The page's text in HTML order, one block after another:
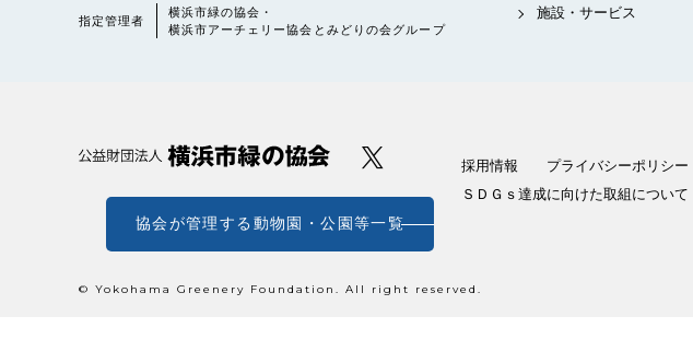
指定管理者
横浜市緑の協会・
横浜市アーチェリー協会とみどりの会グループ
施設・サービス
協会が管理する動物園・公園等一覧
採用情報 プライバシーポリシー
ＳＤＧｓ達成に向けた取組について
© Yokohama Greenery Foundation. All right reserved.